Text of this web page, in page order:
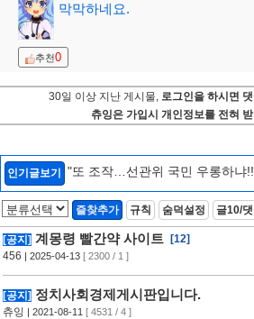
막막하네요.
추천0
30일 이상 지난 게시물, 로그인을 하시면
츄잉은 가입시 개인정보를 전혀
인기글보기
"또 조작…선관위 국민 우롱하냐
회견 [현장영상] / 채널A [3]
즐찾추가 규칙 숨덕설정 글10/
[공지] 계몽령 빨간약 사이트
[12]
456 | 2025-04-13 [ 2300 / 1 ]
[공지] 정치사회경제게시판입니다.
츄잉 | 2021-08-11 [ 4531 / 4 ]